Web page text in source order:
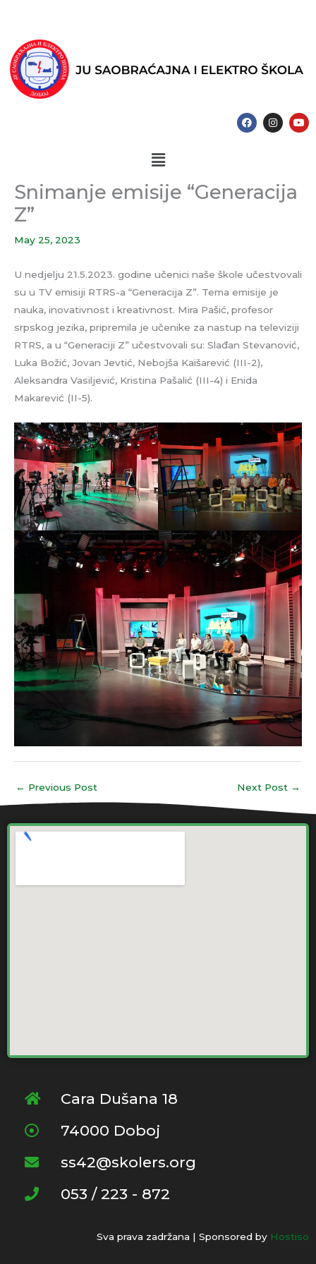
content
F
a
c
k
I
n
s
a
m
Y
o
u
Menu
Snimanje emisije “Generacija
Z”
May 25, 2023
U nedjelju 21.5.2023. godine učenici naše škole učestvovali
su u TV emisiji RTRS-a “Generacija Z”. Tema emisije je
nauka, inovativnost i kreativnost. Mira Pašić, profesor
srpskog jezika, pripremila je učenike za nastup na televiziji
RTRS, a u “Generaciji Z” učestvovali su: Slađan Stevanović,
Luka Božić, Jovan Jevtić, Nebojša Kaišarević (III-2),
Aleksandra Vasiljević, Kristina Pašalić (III-4) i Enida
Makarević (II-5).
← Previous Post Next Post →
Cara Dušana 18
74000 Doboj
ss42@skolers.org
053 / 223 - 872
Sva prava zadržana | Sponsored by Hostiso